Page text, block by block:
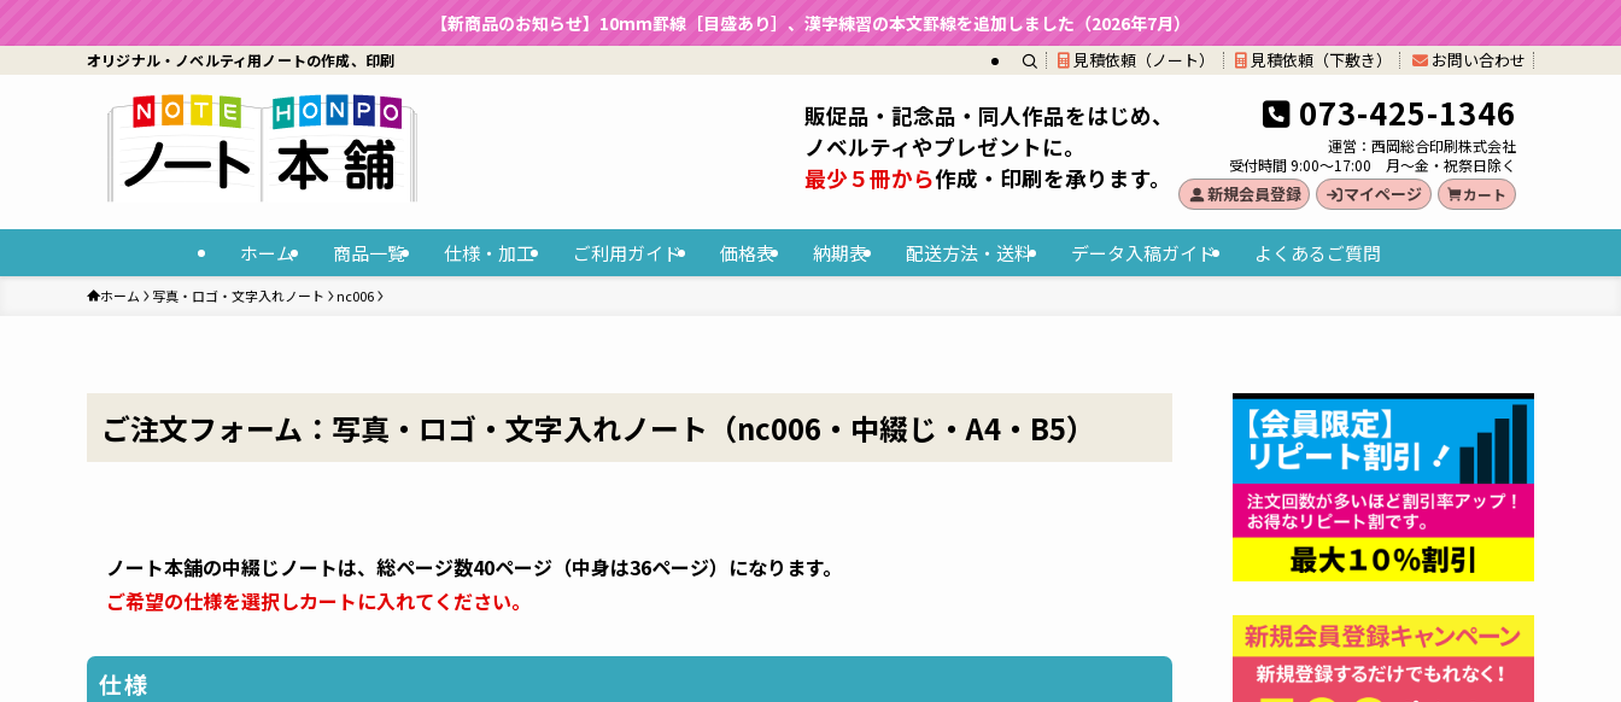
【新商品のお知らせ】10mm罫線［目盛あり］、漢字練習の本文罫線を追加しました（2026年7月）
オリジナル・ノベルティ用ノートの作成、印刷 見積依頼（ノート） 見積依頼（下敷き） お問い合わせ
ホーム 商品一覧 仕様・加工 ご利用ガイド 価格表 納期表 配送方法・送料 データ入稿ガイド よくあるご質問
販促品・記念品・同人作品をはじめ、
ノベルティやプレゼントに。
最少５冊から作成・印刷を承ります。
073-425-1346
運営：西岡総合印刷株式会社
受付時間 9:00～17:00 月～金・祝祭日除く
新規会員登録 マイページ カート
ホーム 写真・ロゴ・文字入れノート nc006
ご注文フォーム：写真・ロゴ・文字入れノート（nc006・中綴じ・A4・B5）
ノート本舗の中綴じノートは、総ページ数40ページ（中身は36ページ）になります。
ご希望の仕様を選択しカートに入れてください。
仕様